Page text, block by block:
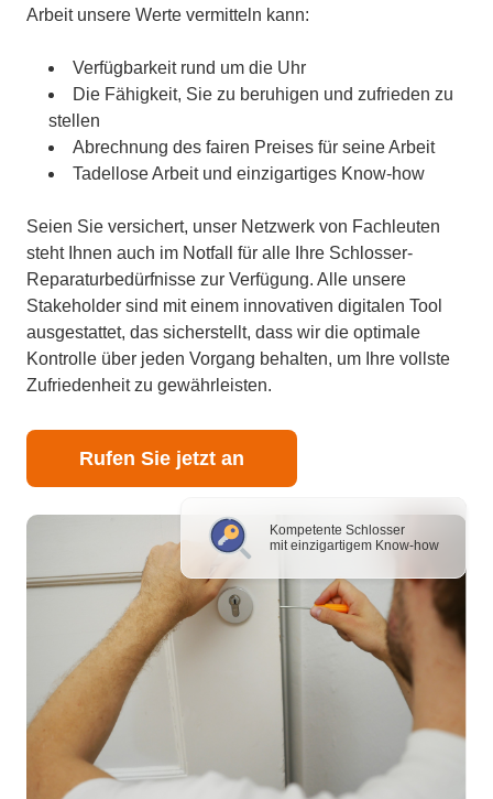
Kompetente Schlosser
mit einzigartigem Know-how
Arbeit unsere Werte vermitteln kann:
Verfügbarkeit rund um die Uhr
Die Fähigkeit, Sie zu beruhigen und zufrieden zu
stellen
Abrechnung des fairen Preises für seine Arbeit
Tadellose Arbeit und einzigartiges Know-how
Seien Sie versichert, unser Netzwerk von Fachleuten
steht Ihnen auch im Notfall für alle Ihre Schlosser-
Reparaturbedürfnisse zur Verfügung. Alle unsere
Stakeholder sind mit einem innovativen digitalen Tool
ausgestattet, das sicherstellt, dass wir die optimale
Kontrolle über jeden Vorgang behalten, um Ihre vollste
Zufriedenheit zu gewährleisten.
Rufen Sie jetzt an